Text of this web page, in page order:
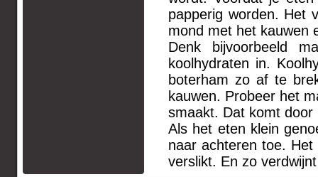
papperig worden. Het
mond met het kauwen
Denk bijvoorbeeld
koolhydraten in.
boterham zo af te
kauwen. Probeer het
smaakt. Dat komt door
Als het eten klein
naar achteren toe.
verslikt. En zo